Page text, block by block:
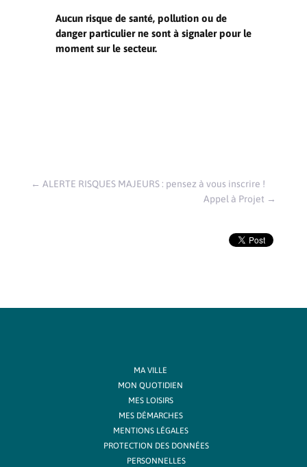
Aucun risque de santé, pollution ou de
danger particulier ne sont à signaler pour le
moment sur le secteur.
← ALERTE RISQUES MAJEURS : pensez à vous inscrire !
Appel à Projet →
MA VILLE
MON QUOTIDIEN
MES LOISIRS
MES DÉMARCHES
MENTIONS LÉGALES
PROTECTION DES DONNÉES
PERSONNELLES